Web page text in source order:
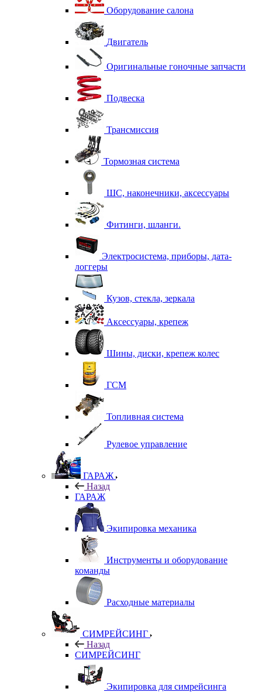
Оборудование салона
Двигатель
Оригинальные гоночные запчасти
Подвеска
Трансмиссия
Тормозная система
ШС, наконечники, аксессуары
Фитинги, шланги.
Электросистема, приборы, дата-
логгеры
Кузов, стекла, зеркала
Аксессуары, крепеж
Шины, диски, крепеж колес
ГСМ
Топливная система
Рулевое управление
ГАРАЖ
Назад
ГАРАЖ
Экипировка механика
Инструменты и оборудование
команды
Расходные материалы
СИМРЕЙСИНГ
Назад
СИМРЕЙСИНГ
Экипировка для симрейсинга